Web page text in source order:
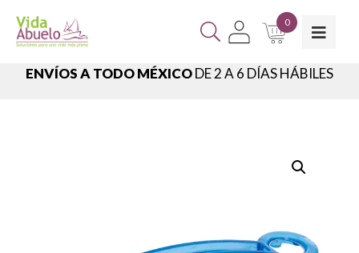
0
ENVÍOS A TODO MÉXICODE 2 A 6 DÍAS HÁBILES